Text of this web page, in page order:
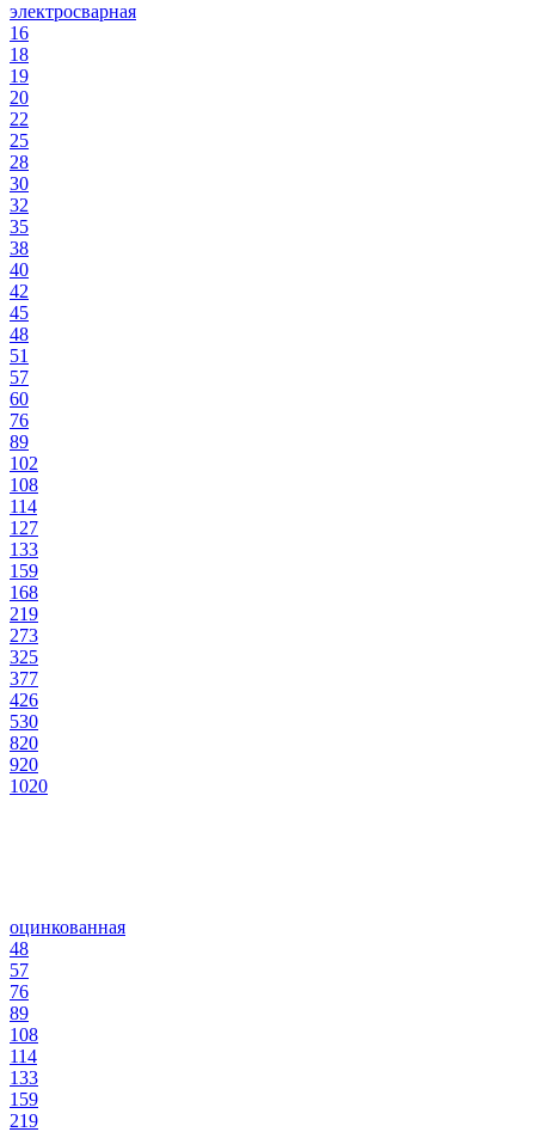
электросварная
16
18
19
20
22
25
28
30
32
35
38
40
42
45
48
51
57
60
76
89
102
108
114
127
133
159
168
219
273
325
377
426
530
820
920
1020
оцинкованная
48
57
76
89
108
114
133
159
219